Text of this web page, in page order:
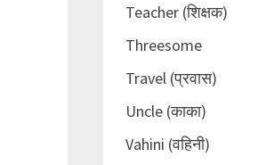
Teacher (शिक्षक)
Threesome
Travel (प्रवास)
Uncle (काका)
Vahini (वहिनी)